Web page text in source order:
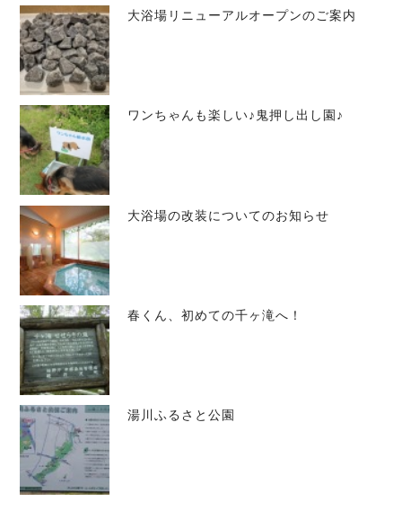
大浴場リニューアルオープンのご案内
ワンちゃんも楽しい♪鬼押し出し園♪
大浴場の改装についてのお知らせ
春くん、初めての千ヶ滝へ！
湯川ふるさと公園